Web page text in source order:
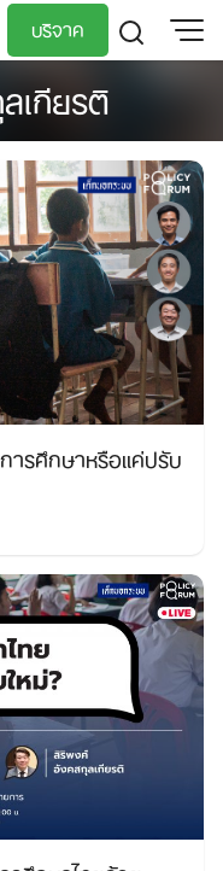
บริจาค
TH
EN
กียรติ
ารศึกษาหรือแค่ปรับ